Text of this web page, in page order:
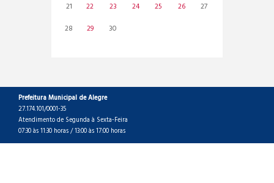
21
22 23 24 25 26
27
28
29 30
Prefeitura Municipal de Alegre
27.174.101/0001-35
Atendimento de Segunda à Sexta-Feira
07:30 às 11:30 horas / 13:00 às 17:00 horas